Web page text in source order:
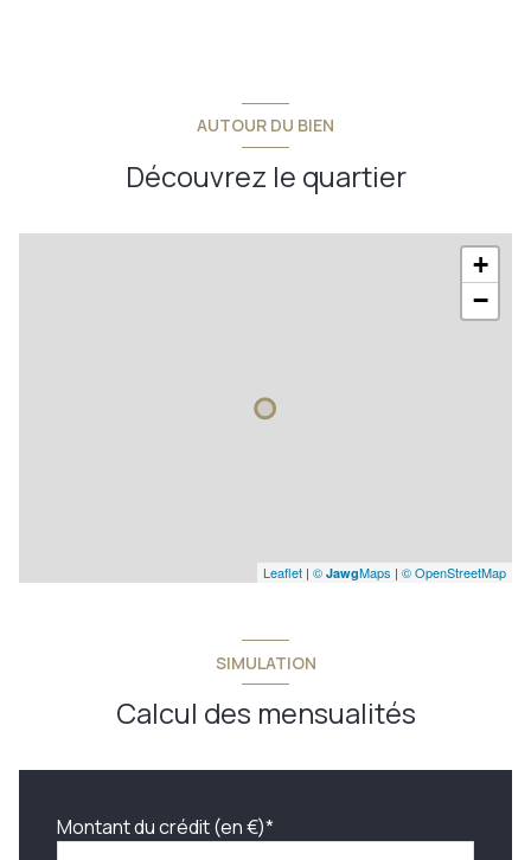
AUTOUR DU BIEN
Découvrez le quartier
+
−
Leaflet | © JawgMaps | © OpenStreetMap
SIMULATION
Calcul des mensualités
Montant du crédit (en €)*